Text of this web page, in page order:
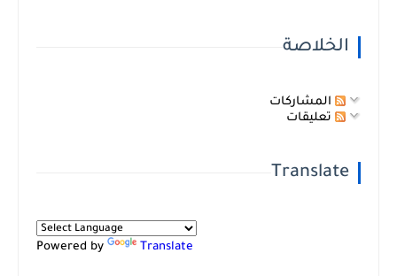
الخلاصة
المشاركات
تعليقات
Translate
Powered by Translate